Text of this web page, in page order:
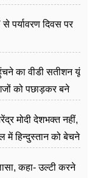
पर्यावरण दिवस पर
का वीडी सतीशन यूं
को पछाड़कर बने
मोदी देशभक्त नहीं,
में हिन्दुस्तान को बेचने
कहा- उल्टी करने